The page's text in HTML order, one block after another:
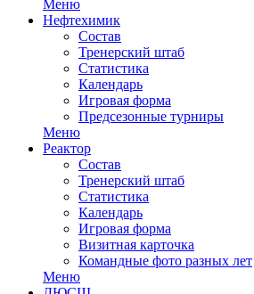
Меню
Нефтехимик
Состав
Тренерский штаб
Статистика
Календарь
Игровая форма
Предсезонные турниры
Меню
Реактор
Состав
Тренерский штаб
Статистика
Календарь
Игровая форма
Визитная карточка
Командные фото разных лет
Меню